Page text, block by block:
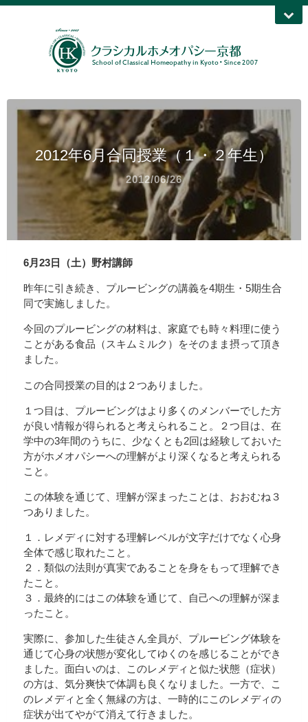
2012年6月合同授業（１・２年生）
2012/06/26
6月23日（土）野村講師
昨年に引き続き、プルービングの講義を4期生・5期生合
同で実施しました。
今回のプルービングの材料は、家庭でも時々料理に使う
ことがある食品（スキムミルク）をそのまま摂って頂き
ました。
この合同授業の目的は２つありました。
１つ目は、プルービングはより多くのメンバーでした方
が良い情報が得られると考えられること。２つ目は、在
学中の3年間のうちに、少なくとも2回は経験しておいた
方がホメオパシーへの理解がより深くなると考えられる
こと。
この体験を通じて、理解が深まったことは、おおむね３
つありました。
１．レメディに対する理解レベルが文字だけでなく心身
全体で感じ取れたこと。
２．類似の法則が真実であることを身をもって理解でき
たこと。
３．最終的にはこの体験を通じて、自己への理解が深ま
ったこと。
実際に、参加した生徒さん全員が、プルービング体験を
通じて心身の状態が変化してゆくのを感じることができ
ました。面白いのは、このレメディと似た状態（症状）
の方は、気分爽快で体調も良くなりました。一方で、こ
のレメディと全く無縁の方は、一時的にこのレメディの
症状が出てやがて消えて行きました。